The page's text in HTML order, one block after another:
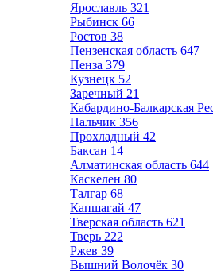
Ярославль 321
Рыбинск 66
Ростов 38
Пензенская область 647
Пенза 379
Кузнецк 52
Заречный 21
Кабардино-Балкарская
Нальчик 356
Прохладный 42
Баксан 14
Алматинская область 644
Каскелен 80
Талгар 68
Капшагай 47
Тверская область 621
Тверь 222
Ржев 39
Вышний Волочёк 30